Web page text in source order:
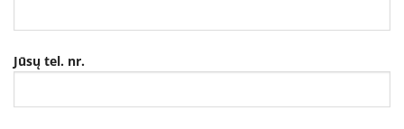
Jūsų tel. nr.